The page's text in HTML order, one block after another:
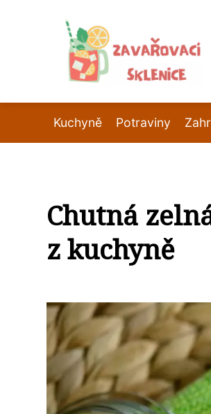
Kuchyně Potraviny
Chutná
z kuchyně